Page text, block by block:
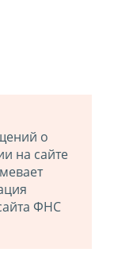
о
на сайте
ФНС